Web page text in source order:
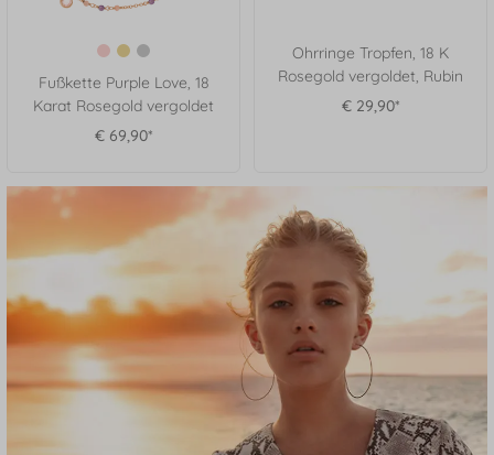
Fußkette Purple Love, 18
Karat Rosegold vergoldet
€ 69,90*
Ohrringe Tropfen, 18 K
Rosegold vergoldet, Rubin
€ 29,90*